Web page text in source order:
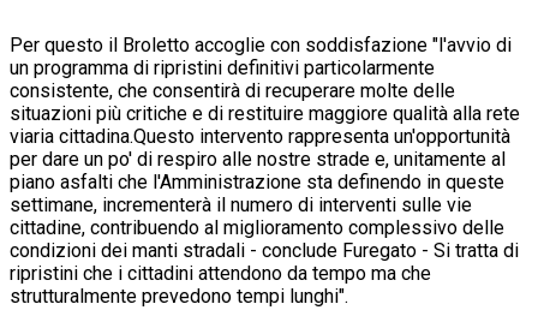
Per questo il Broletto accoglie con soddisfazione "l'avvio di
un programma di ripristini definitivi particolarmente
consistente, che consentirà di recuperare molte delle
situazioni più critiche e di restituire maggiore qualità alla rete
viaria cittadina.Questo intervento rappresenta un'opportunità
per dare un po' di respiro alle nostre strade e, unitamente al
piano asfalti che l'Amministrazione sta definendo in queste
settimane, incrementerà il numero di interventi sulle vie
cittadine, contribuendo al miglioramento complessivo delle
condizioni dei manti stradali - conclude Furegato - Si tratta di
ripristini che i cittadini attendono da tempo ma che
strutturalmente prevedono tempi lunghi".